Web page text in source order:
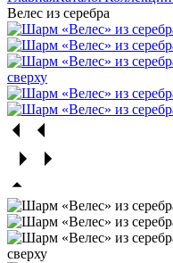
Велес из серебра